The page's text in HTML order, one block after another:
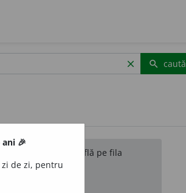
clear search caută
originale se află pe fila
🎉
de zi, pentru